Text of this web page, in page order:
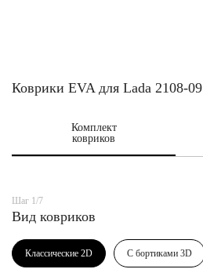
Коврики EVA для Lada 2108-
Комплект
ковриков
Шаг 1/7
Вид ковриков
Классические 2D С бортиками 3D